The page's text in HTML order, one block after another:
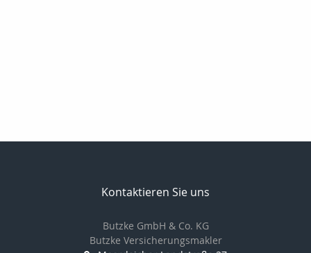
Kontaktieren Sie uns
Butzke GmbH & Co. KG
Butzke Versicherungsmakler